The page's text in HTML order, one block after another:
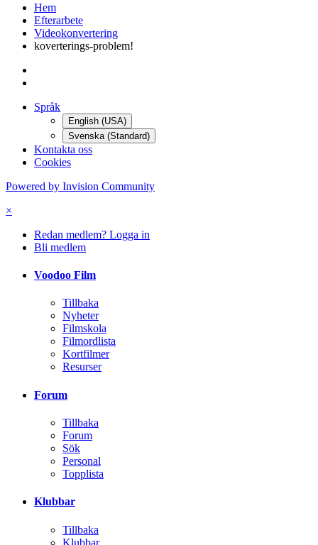
Hem
Efterarbete
Videokonvertering
koverterings-problem!
Språk
English (USA)
Svenska (Standard)
Kontakta oss
Cookies
Powered by Invision Community
×
Redan medlem? Logga in
Bli medlem
Voodoo Film
Tillbaka
Nyheter
Filmskola
Filmordlista
Kortfilmer
Resurser
Forum
Tillbaka
Forum
Sök
Personal
Topplista
Klubbar
Tillbaka
Klubbar